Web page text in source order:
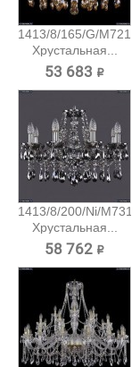
1413/8/165/G/M721
Хрустальная...
53 683 ₽
1413/8/200/Ni/M731
Хрустальная...
58 762 ₽